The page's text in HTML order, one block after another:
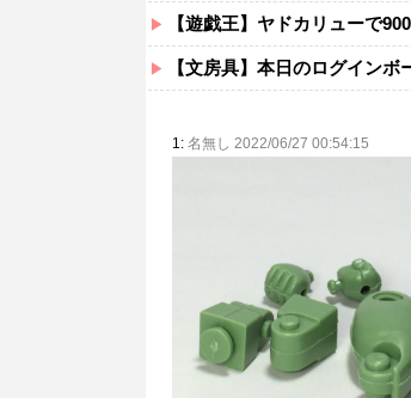
【遊戯王】ヤドカリューで
【文房具】本日のログイン
1: 名無し 2022/06/27 00:54:15